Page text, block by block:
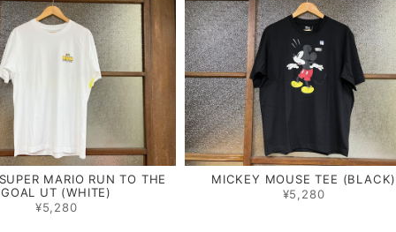
MARIO RUN TO THE
GOAL UT (WHITE)
¥5,280
MICKEY MOUSE TEE (BLACK)
¥5,280